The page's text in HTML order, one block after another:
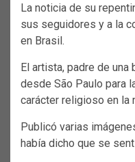
La noticia de su
sus seguidores y a la
en Brasil.
El artista, padre de
desde São Paulo para
carácter religioso en la
Publicó varias
había dicho que se